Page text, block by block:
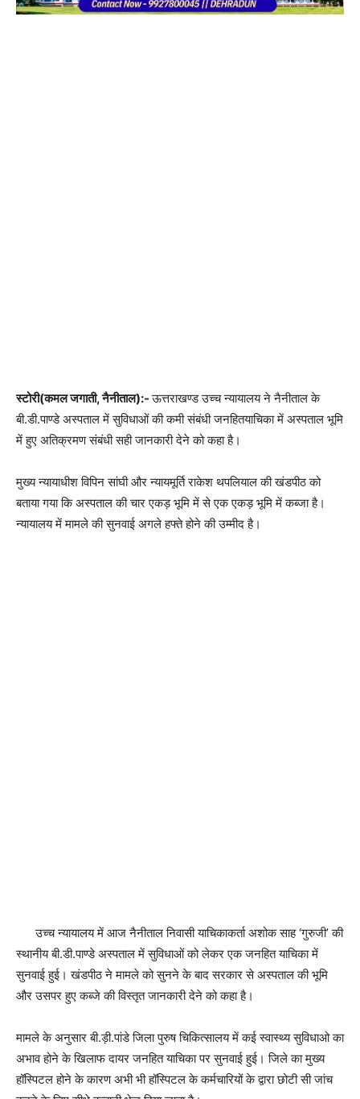
स्टोरी(कमल जगाती, नैनीताल):-ऊत्तराखण्ड उच्च न्यायालय ने नैनीताल के
बी.डी.पाण्डे अस्पताल में सुविधाओं की कमी संबंधी जनहितयाचिका में अस्पताल भूमि
में हुए अतिक्रमण संबंधी सही जानकारी देने को कहा है।
मुख्य न्यायाधीश विपिन सांघी और न्यायमूर्ति राकेश थपलियाल की खंडपीठ को
बताया गया कि अस्पताल की चार एकड़ भूमि में से एक एकड़ भूमि में कब्जा है।
न्यायालय में मामले की सुनवाई अगले हफ्ते होने की उम्मीद है।
उच्च न्यायालय में आज नैनीताल निवासी याचिकाकर्ता अशोक साह ‘गुरुजी’ की
स्थानीय बी.डी.पाण्डे अस्पताल में सुविधाओं को लेकर एक जनहित याचिका में
सुनवाई हुई। खंडपीठ ने मामले को सुनने के बाद सरकार से अस्पताल की भूमि
और उसपर हुए कब्जे की विस्तृत जानकारी देने को कहा है।
मामले के अनुसार बी.ड़ी.पांडे जिला पुरुष चिकित्सालय में कई स्वास्थ्य सुविधाओ का
अभाव होने के खिलाफ दायर जनहित याचिका पर सुनवाई हुई। जिले का मुख्य
हॉस्पिटल होने के कारण अभी भी हॉस्पिटल के कर्मचारियों के द्वारा छोटी सी जांच